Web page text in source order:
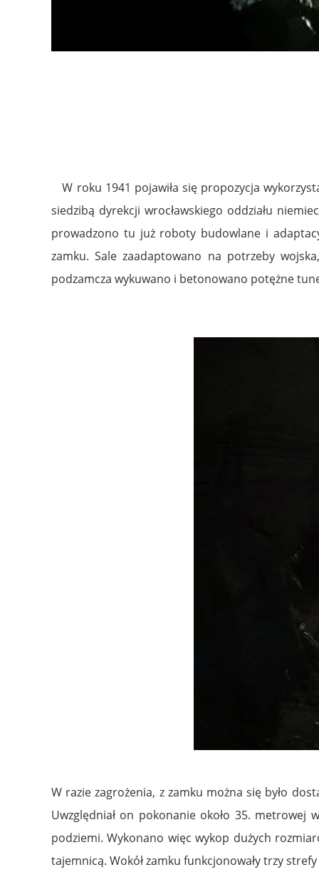
W roku 1941 pojawiła się propozycja
siedzibą dyrekcji wrocławskiego oddziału
prowadzono tu już roboty budowlane i
zamku. Sale zaadaptowano na potrzeby
podzamcza wykuwano i betonowano potężne
W razie zagrożenia, z zamku można się było
Uwzględniał on pokonanie około 35. metrowej
podziemi. Wykonano więc wykop dużych
tajemnicą. Wokół zamku funkcjonowały trzy